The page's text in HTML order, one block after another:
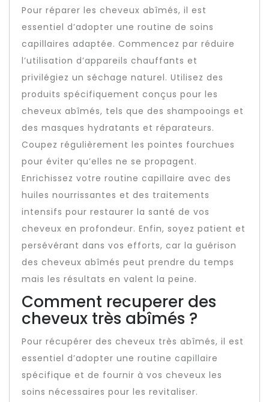
Pour réparer les cheveux abîmés, il est
essentiel d’adopter une routine de soins
capillaires adaptée. Commencez par réduire
l’utilisation d’appareils chauffants et
privilégiez un séchage naturel. Utilisez des
produits spécifiquement conçus pour les
cheveux abîmés, tels que des shampooings et
des masques hydratants et réparateurs.
Coupez régulièrement les pointes fourchues
pour éviter qu’elles ne se propagent.
Enrichissez votre routine capillaire avec des
huiles nourrissantes et des traitements
intensifs pour restaurer la santé de vos
cheveux en profondeur. Enfin, soyez patient et
persévérant dans vos efforts, car la guérison
des cheveux abîmés peut prendre du temps
mais les résultats en valent la peine.
Comment recuperer des
cheveux très abîmés ?
Pour récupérer des cheveux très abîmés, il est
essentiel d’adopter une routine capillaire
spécifique et de fournir à vos cheveux les
soins nécessaires pour les revitaliser.